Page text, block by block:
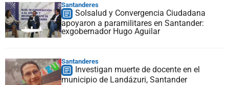
Santanderes
Solsalud y Convergencia Ciudadana
apoyaron a paramilitares en Santander:
exgobernador Hugo Aguilar
Santanderes
Investigan muerte de docente en el
municipio de Landázuri, Santander